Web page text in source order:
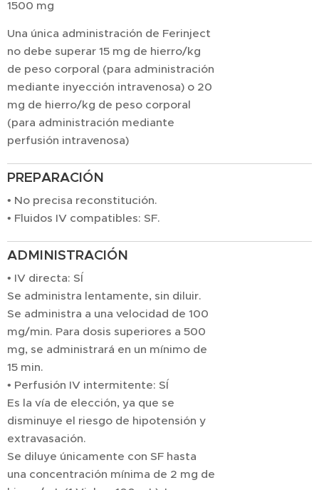
1500 mg
Una única administración de Ferinject
no debe superar 15 mg de hierro/kg
de peso corporal (para administración
mediante inyección intravenosa) o 20
mg de hierro/kg de peso corporal
(para administración mediante
perfusión intravenosa)
PREPARACIÓN
• No precisa reconstitución.
• Fluidos IV compatibles: SF.
ADMINISTRACIÓN
• IV directa: SÍ
Se administra lentamente, sin diluir.
Se administra a una velocidad de 100
mg/min. Para dosis superiores a 500
mg, se administrará en un mínimo de
15 min.
• Perfusión IV intermitente: SÍ
Es la vía de elección, ya que se
disminuye el riesgo de hipotensión y
extravasación.
Se diluye únicamente con SF hasta
una concentración mínima de 2 mg de